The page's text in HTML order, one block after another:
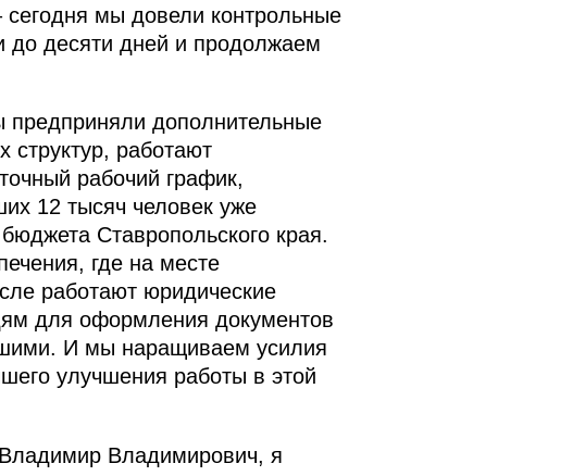
мы довели контрольные
до десяти дней и продолжаем
предприняли дополнительные
работают
рабочий график,
12 тысяч человек уже
Ставропольского края.
где на месте
работают юридические
для оформления документов
И мы наращиваем усилия
улучшения работы в этой
Владимирович, я